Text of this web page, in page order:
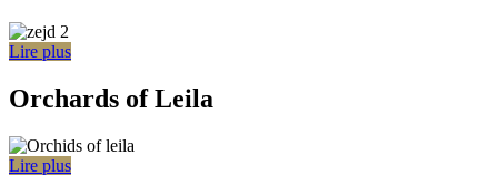
Lire plus
Orchards of Leila
Lire plus